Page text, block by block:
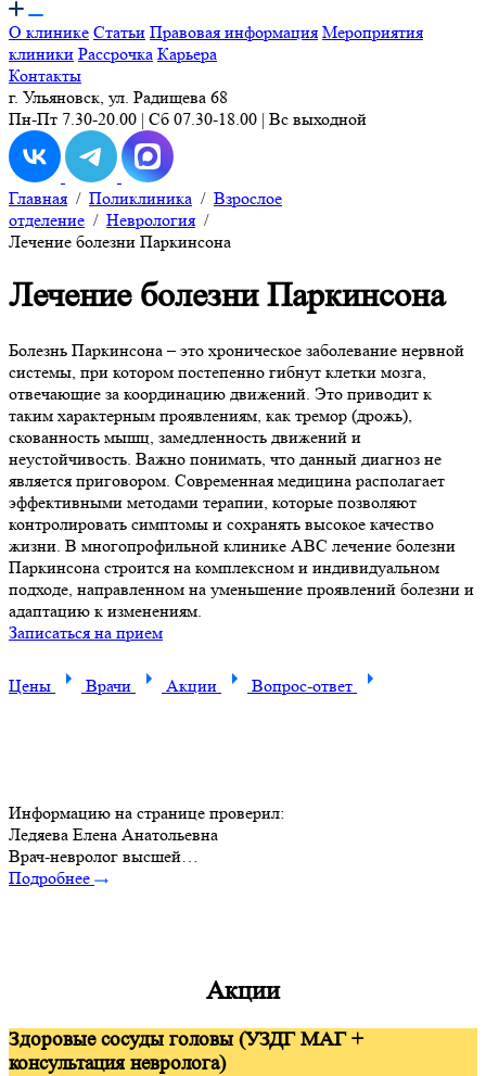
О клинике Статьи Правовая информация Мероприятия
клиники Рассрочка Карьера
Контакты
г. Ульяновск, ул. Радищева 68
Пн-Пт 7.30-20.00 | Сб 07.30-18.00 | Вс выходной
Главная / Поликлиника / Взрослое
отделение / Неврология /
Лечение болезни Паркинсона
Лечение болезни Паркинсона
Болезнь Паркинсона – это хроническое заболевание нервной
системы, при котором постепенно гибнут клетки мозга,
отвечающие за координацию движений. Это приводит к
таким характерным проявлениям, как тремор (дрожь),
скованность мышц, замедленность движений и
неустойчивость. Важно понимать, что данный диагноз не
является приговором. Современная медицина располагает
эффективными методами терапии, которые позволяют
контролировать симптомы и сохранять высокое качество
жизни. В многопрофильной клинике ABC лечение болезни
Паркинсона строится на комплексном и индивидуальном
подходе, направленном на уменьшение проявлений болезни и
адаптацию к изменениям.
Записаться на прием
Цены Врачи Акции Вопрос-ответ
Информацию на странице проверил:
Ледяева Елена Анатольевна
Врач-невролог высшей…
Подробнее
Акции
Здоровые сосуды головы (УЗДГ МАГ +
консультация невролога)